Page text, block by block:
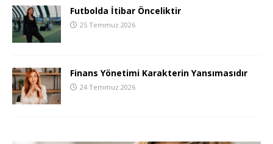
Futbolda İtibar Önceliktir
25 Temmuz 2026
Finans Yönetimi Karakterin Yansımasıdır
24 Temmuz 2026